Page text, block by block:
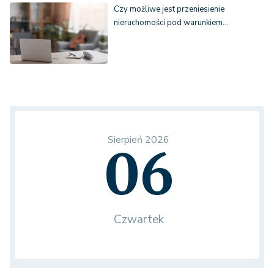
Czy możliwe jest przeniesienie
nieruchomości pod warunkiem…
Sierpień 2026
06
Czwartek